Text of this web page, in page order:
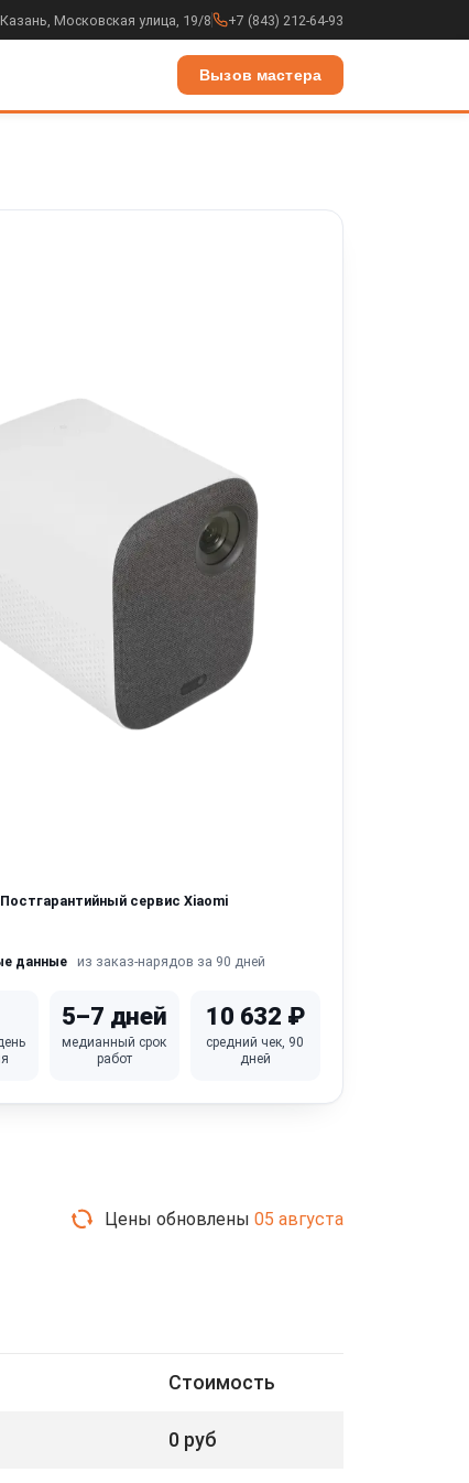
Казань, Московская улица, 19/8 +7 (843) 212-64-93
Вызов мастера
Постгарантийный сервис Xiaomi
данные из заказ-нарядов за 90 дней
5–7 дней
медианный срок
работ
10 632 ₽
средний чек, 90
дней
Цены обновлены 05 августа
Стоимость
0 руб